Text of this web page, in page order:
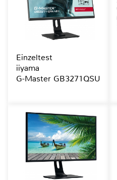
Einzeltest
iiyama
G-Master GB3271QSU